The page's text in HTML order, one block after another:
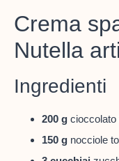
Crema
Nutella
Ingredienti
200 g cioccolato
150 g nocciole